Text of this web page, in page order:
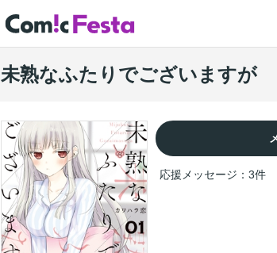
未熟なふたりでございますが
応援メッセージ： 3件